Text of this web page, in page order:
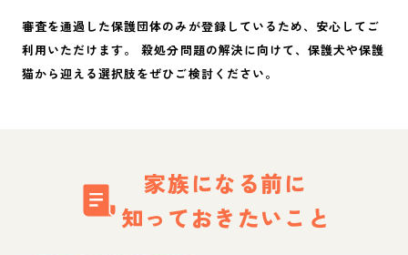
審査を通過した保護団体のみが登録しているため、安心してご
利用いただけます。 殺処分問題の解決に向けて、保護犬や保護
猫から迎える選択肢をぜひご検討ください。
家族になる前に
知っておきたいこと